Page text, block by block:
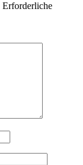
Erforderliche